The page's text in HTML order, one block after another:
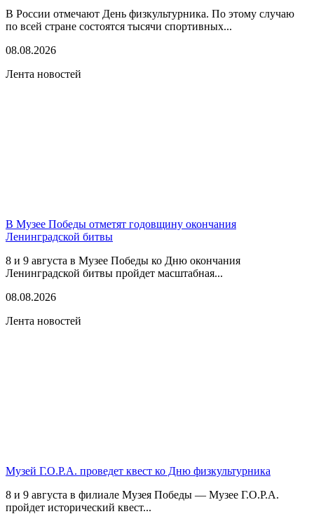
В России отмечают День физкультурника. По этому случаю
по всей стране состоятся тысячи спортивных...
08.08.2026
Лента новостей
В Музее Победы отметят годовщину окончания
Ленинградской битвы
8 и 9 августа в Музее Победы ко Дню окончания
Ленинградской битвы пройдет масштабная...
08.08.2026
Лента новостей
Музей Г.О.Р.А. проведет квест ко Дню физкультурника
8 и 9 августа в филиале Музея Победы — Музее Г.О.Р.А.
пройдет исторический квест...